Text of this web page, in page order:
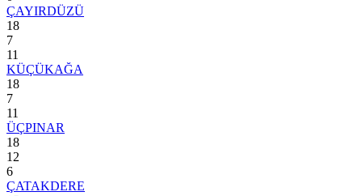
ÇAYIRDÜZÜ
18
7
11
KÜÇÜKAĞA
18
7
11
ÜÇPINAR
18
12
6
ÇATAKDERE